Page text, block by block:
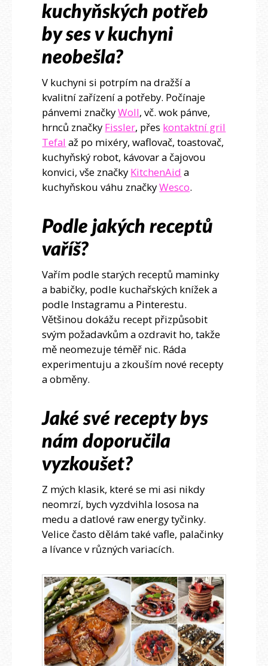
kuchyňských potřeb
by ses v kuchyni
neobešla?
V kuchyni si potrpím na dražší a
kvalitní zařízení a potřeby. Počínaje
pánvemi značkyWoll, vč. wok pánve,
hrnců značky Fissler, přes kontaktní gril
Tefal až po mixéry, waflovač, toastovač,
kuchyňský robot, kávovar a čajovou
konvici, vše značky KitchenAid a
kuchyňskou váhu značkyWesco.
Podle jakých receptů
vaříš?
Vařím podle starých receptů maminky
a babičky, podle kuchařských knížek a
podle Instagramu a Pinterestu.
Většinou dokážu recept přizpůsobit
svým požadavkům a ozdravit ho, takže
mě neomezuje téměř nic. Ráda
experimentuju a zkouším nové recepty
a obměny.
Jaké své recepty bys
nám doporučila
vyzkoušet?
Z mých klasik, které se mi asi nikdy
neomrzí, bych vyzdvihla lososa na
medu a datlové raw energy tyčinky.
Velice často dělám také vafle, palačinky
a lívance v různých variacích.